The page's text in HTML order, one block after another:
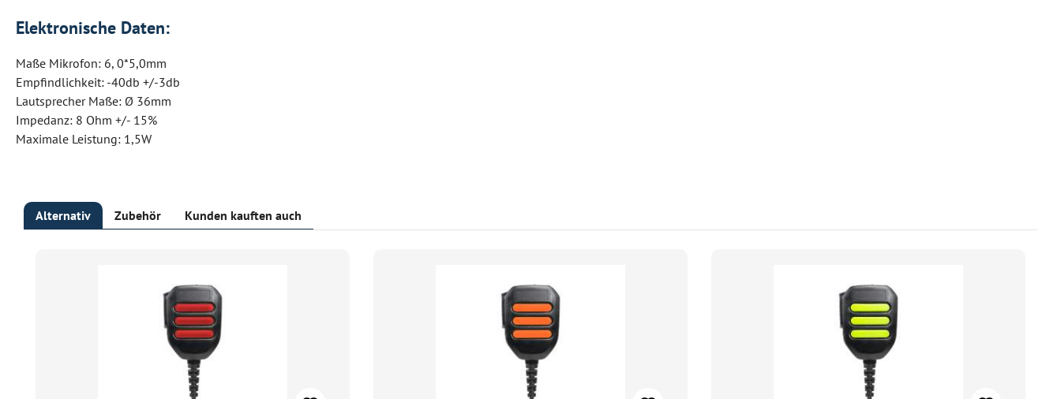
Elektronische Daten:
Maße Mikrofon: 6, 0*5,0mm
Empfindlichkeit: -40db +/-3db
Lautsprecher Maße: Ø 36mm
Impedanz: 8 Ohm +/- 15%
Maximale Leistung: 1,5W
Alternativ Zubehör
Kunden kauften auch